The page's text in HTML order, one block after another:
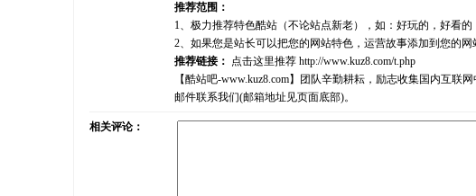
推荐范围：
1、极力推荐特色酷站（不论站点新老），如：好玩的，好看
2、如果您是站长可以把您的网站特色，运营故事添加到您的
推荐链接： 点击这里推荐 http://www.kuz8.com/t.php
【酷站吧-www.kuz8.com】团队辛勤耕耘，励志收集国内互
邮件联系我们(邮箱地址见页面底部)。
相关评论：